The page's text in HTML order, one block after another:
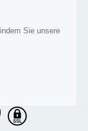
Sie unsere